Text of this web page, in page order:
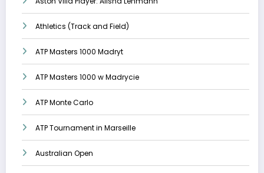
Athletics (Track and Field)
ATP Masters 1000 Madryt
ATP Masters 1000 w Madrycie
ATP Monte Carlo
ATP Tournament in Marseille
Australian Open